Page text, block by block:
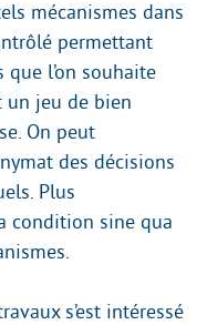
mécanismes dans
permettant
que l’on souhaite
un jeu de bien
On peut
des décisions
Plus
condition sine qua
s’est intéressé